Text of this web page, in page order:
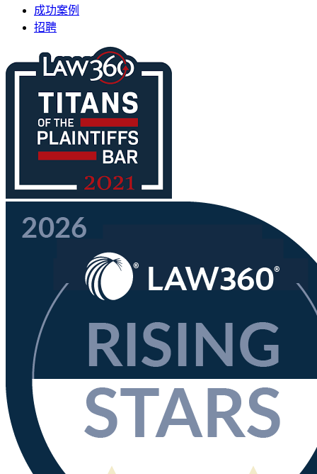
成功案例
招聘